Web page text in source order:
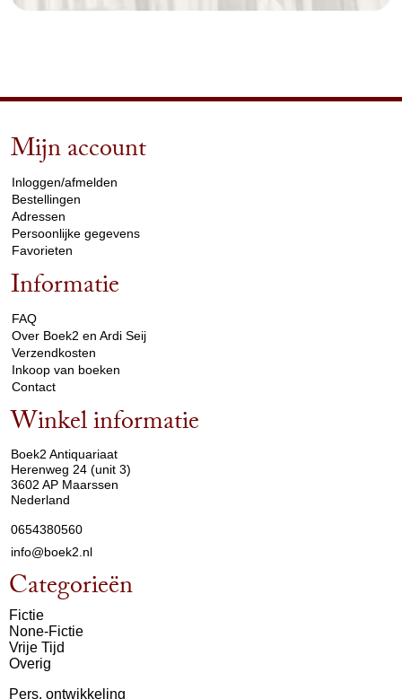
Mijn account
Inloggen/afmelden
Bestellingen
Adressen
Persoonlijke gegevens
Favorieten
Informatie
FAQ
Over Boek2 en Ardi Seij
Verzendkosten
Inkoop van boeken
Contact
Winkel informatie
Boek2 Antiquariaat
Herenweg 24 (unit 3)
3602 AP Maarssen
Nederland
0654380560
info@boek2.nl
Categorieën
Fictie
None-Fictie
Vrije Tijd
Overig
Pers. ontwikkeling